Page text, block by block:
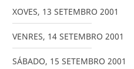
XOVES, 13 SETEMBRO 2001
VENRES, 14 SETEMBRO 2001
SÁBADO, 15 SETEMBRO 2001